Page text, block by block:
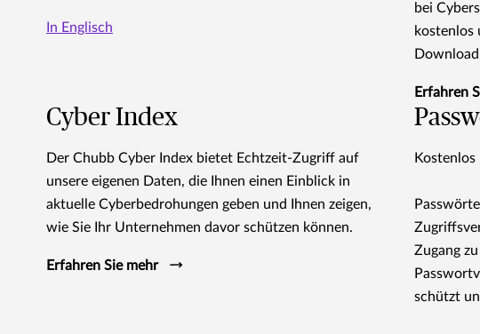
In Englisch
bei
kostenlos
Erfahren
Cyber Index
Der Chubb Cyber Index bietet Echtzeit-Zugriff auf
unsere eigenen Daten, die Ihnen einen Einblick in
aktuelle Cyberbedrohungen geben und Ihnen zeigen,
wie Sie Ihr Unternehmen davor schützen können.
Erfahren Sie mehr
Zugang
schützt